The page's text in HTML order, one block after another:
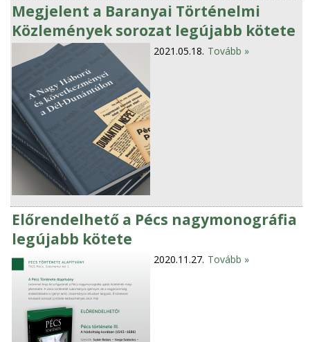
Megjelent a Baranyai Történelmi
Közlemények sorozat legújabb kötete
2021.05.18. Tovább »
Előrendelhető a Pécs nagymonográfia
legújabb kötete
2020.11.27. Tovább »